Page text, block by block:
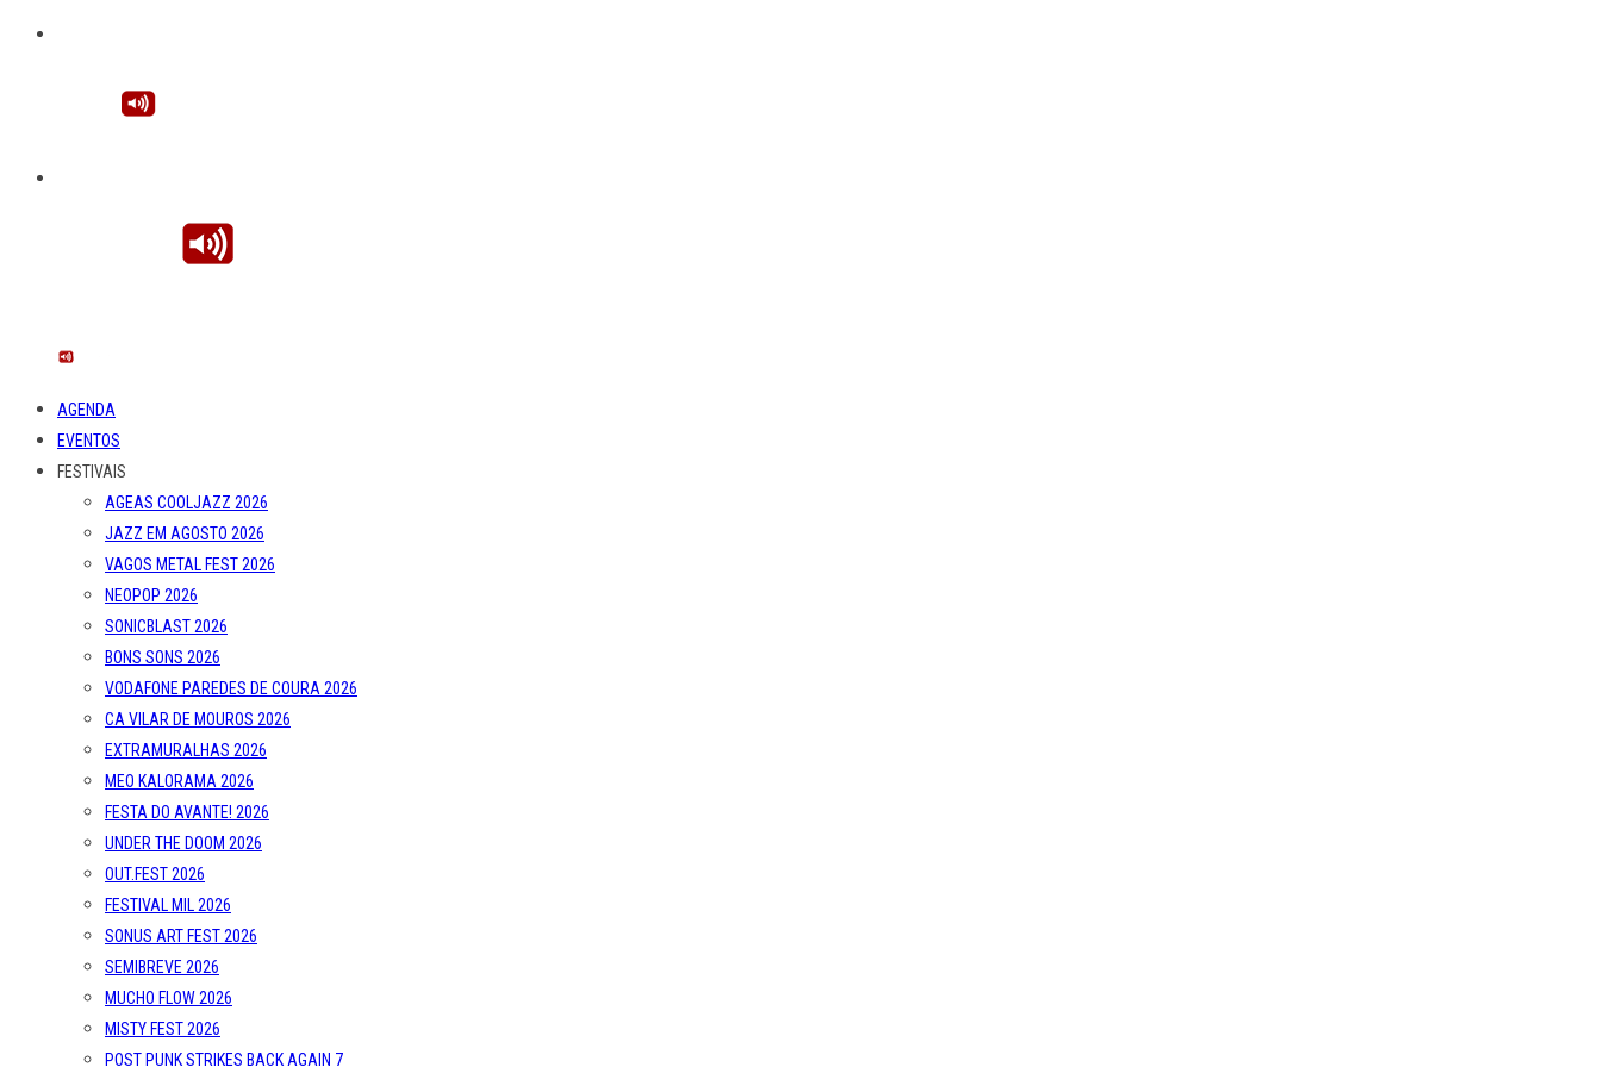
AGENDA
EVENTOS
FESTIVAIS
AGEAS COOLJAZZ 2026
JAZZ EM AGOSTO 2026
VAGOS METAL FEST 2026
NEOPOP 2026
SONICBLAST 2026
BONS SONS 2026
VODAFONE PAREDES DE COURA 2026
CA VILAR DE MOUROS 2026
EXTRAMURALHAS 2026
MEO KALORAMA 2026
FESTA DO AVANTE! 2026
UNDER THE DOOM 2026
OUT.FEST 2026
FESTIVAL MIL 2026
SONUS ART FEST 2026
SEMIBREVE 2026
MUCHO FLOW 2026
MISTY FEST 2026
POST PUNK STRIKES BACK AGAIN 7